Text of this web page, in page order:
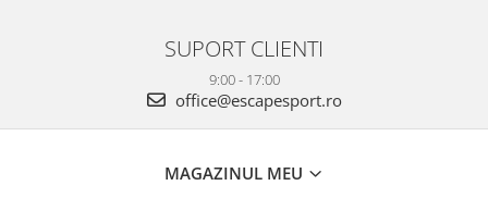
SUPORT CLIENTI
9:00 - 17:00
office@escapesport.ro
MAGAZINUL MEU